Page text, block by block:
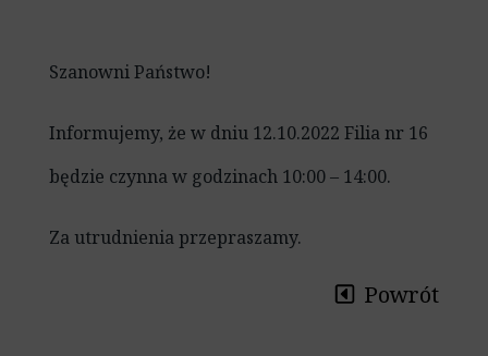
Szanowni Państwo!
Informujemy, że w dniu 12.10.2022 Filia nr 16
będzie czynna w godzinach 10:00 – 14:00.
Za utrudnienia przepraszamy.
Powrót